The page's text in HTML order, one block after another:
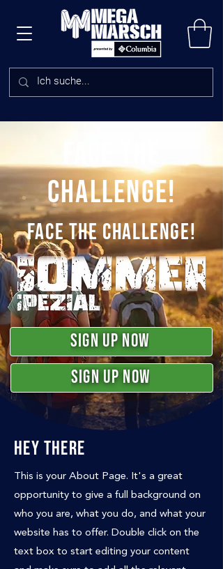
FACE THE
CHALLENGE!
FACE THE CHALLENGE!
Sign up now
Sign up now
hey there
This is your About Page. It's a great
opportunity to give a full background on
who you are, what you do, and what your
website has to offer. Double click on the
text box to start editing your content